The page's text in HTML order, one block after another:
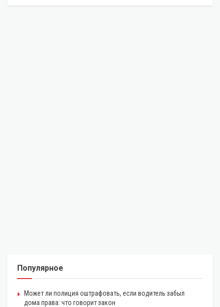
Популярное
Может ли полиция оштрафовать, если водитель забыл
дома права: что говорит закон